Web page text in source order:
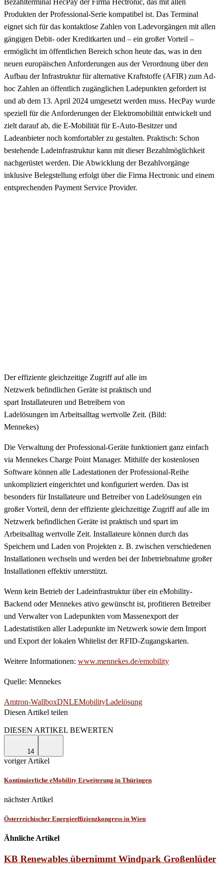
Produkten der Professional-Serie kompatibel ist. Das Terminal
eignet sich für das kontaktlose Zahlen von Ladevorgängen mit allen
gängigen Debit- oder Kreditkarten und – ein großer Vorteil –
ermöglicht im öffentlichen Bereich schon heute das, was in den
neuen europäischen Anforderungen aus der Verordnung über den
Aufbau der Infrastruktur für alternative Kraftstoffe (AFIR) zum Ad-
hoc Zahlen an öffentlich zugänglichen Ladepunkten gefordert ist
und ab dem 13. April 2024 umgesetzt werden muss. HecPay wurde
speziell für die Anforderungen der Elektromobilität entwickelt und
zielt darauf ab, die E-Mobilität für E-Auto-Besitzer und
Ladeanbieter noch komfortabler zu gestalten. Praktisch: Schon
bestehende Ladeinfrastruktur kann mit dieser Bezahlmöglichkeit
nachgerüstet werden. Die Abwicklung der Bezahlvorgänge
inklusive Belegstellung erfolgt über die Firma Hectronic und einem
entsprechenden Payment Service Provider.
Der effiziente gleichzeitige Zugriff auf alle im
Netzwerk befindlichen Geräte ist praktisch und
spart Installateuren und Betreibern von
Ladelösungen im Arbeitsalltag wertvolle Zeit. (Bild:
Mennekes)
Die Verwaltung der Professional-Geräte funktioniert ganz einfach
via Mennekes Charge Point Manager. Mithilfe der kostenlosen
Software können alle Ladestationen der Professional-Reihe
unkompliziert eingerichtet und konfiguriert werden. Das ist
besonders für Installateure und Betreiber von Ladelösungen ein
großer Vorteil, denn der effiziente gleichzeitige Zugriff auf alle im
Netzwerk befindlichen Geräte ist praktisch und spart im
Arbeitsalltag wertvolle Zeit. Installateure können durch das
Speichern und Laden von Projekten z. B. zwischen verschiedenen
Installationen wechseln und werden bei der Inbetriebnahme großer
Installationen effektiv unterstützt.
Wenn kein Betrieb der Ladeinfrastruktur über ein eMobility-
Backend oder Mennekes ativo gewünscht ist, profitieren Betreiber
und Verwalter von Ladepunkten vom Massenexport der
Ladestatistiken aller Ladepunkte im Netzwerk sowie dem Import
und Export der lokalen Whitelist der RFID-Zugangskarten.
Weitere Informationen: www.mennekes.de/emobility
Quelle: Mennekes
Amtron-WallboxDNLEMobilityLadelösung
Diesen Artikel teilen
DIESEN ARTIKEL BEWERTEN
14
voriger Artikel
Kontinuierliche eMobility Erweiterung in Thüringen
nächster Artikel
Österreichischer Energieeffizienzkongress in Wien
Ähnliche Artikel
KB Renewables übernimmt Windpark Großenlüder